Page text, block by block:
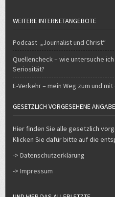
WEITERE INTERNETANGEBOTE
Podcast „Journalist und Christ“
Quellencheck – wie untersuche
Seriosität?
E-Verkehr – mein Weg zum und
GESETZLICH VORGESEHENE
Hier finden Sie alle gesetzlich
Klicken Sie dafür bitte auf die
-> Datenschutzerklärung
-> Impressum